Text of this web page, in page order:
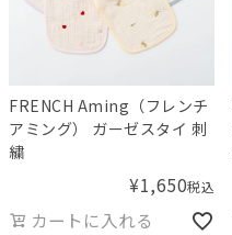
FRENCH Aming（フレンチ
アミング） ガーゼスタイ 刺
繍
¥1,650税込
カートに入れる